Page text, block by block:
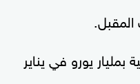
يورو في ⁠يناير